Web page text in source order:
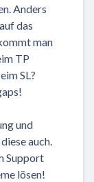
Anders
das
man
TP
SL?
und
auch.
Support
lösen!